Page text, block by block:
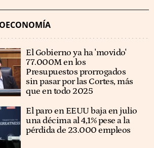
El Gobierno ya ha 'movido'
77.000M en los
Presupuestos prorrogados
sin pasar por las Cortes, más
que en todo 2025
El paro en EEUU baja en julio
una décima al 4,1% pese a la
pérdida de 23.000 empleos